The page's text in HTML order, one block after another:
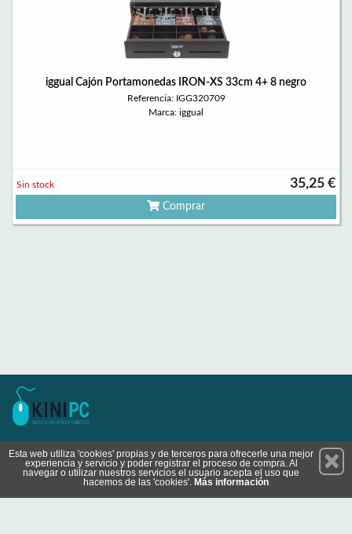
iggual Cajón Portamonedas IRON-XS 33cm 4+ 8 negro
Referencia: IGG320709
Marca: iggual
35,25 €
Sin stock
Comprar
Suscríbete
Esta web utiliza 'cookies' propias y de terceros para ofrecerle una mejor
experiencia y servicio y poder registrar el proceso de compra. Al
navegar o utilizar nuestros servicios el usuario acepta el uso que
hacemos de las 'cookies'. Más información